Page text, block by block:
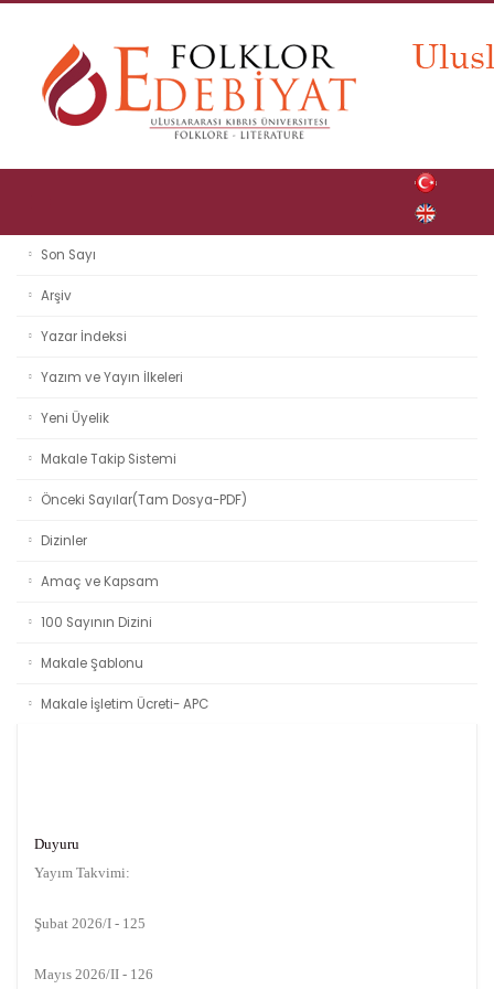
Son Sayı
Arşiv
Yazar İndeksi
Yazım ve Yayın İlkeleri
Yeni Üyelik
Makale Takip Sistemi
Önceki Sayılar(Tam Dosya-PDF)
Dizinler
Amaç ve Kapsam
100 Sayının Dizini
Makale Şablonu
Makale İşletim Ücreti- APC
Duyuru
Yayım Takvimi:
Şubat 2026/I - 125
Mayıs 2026/II - 126